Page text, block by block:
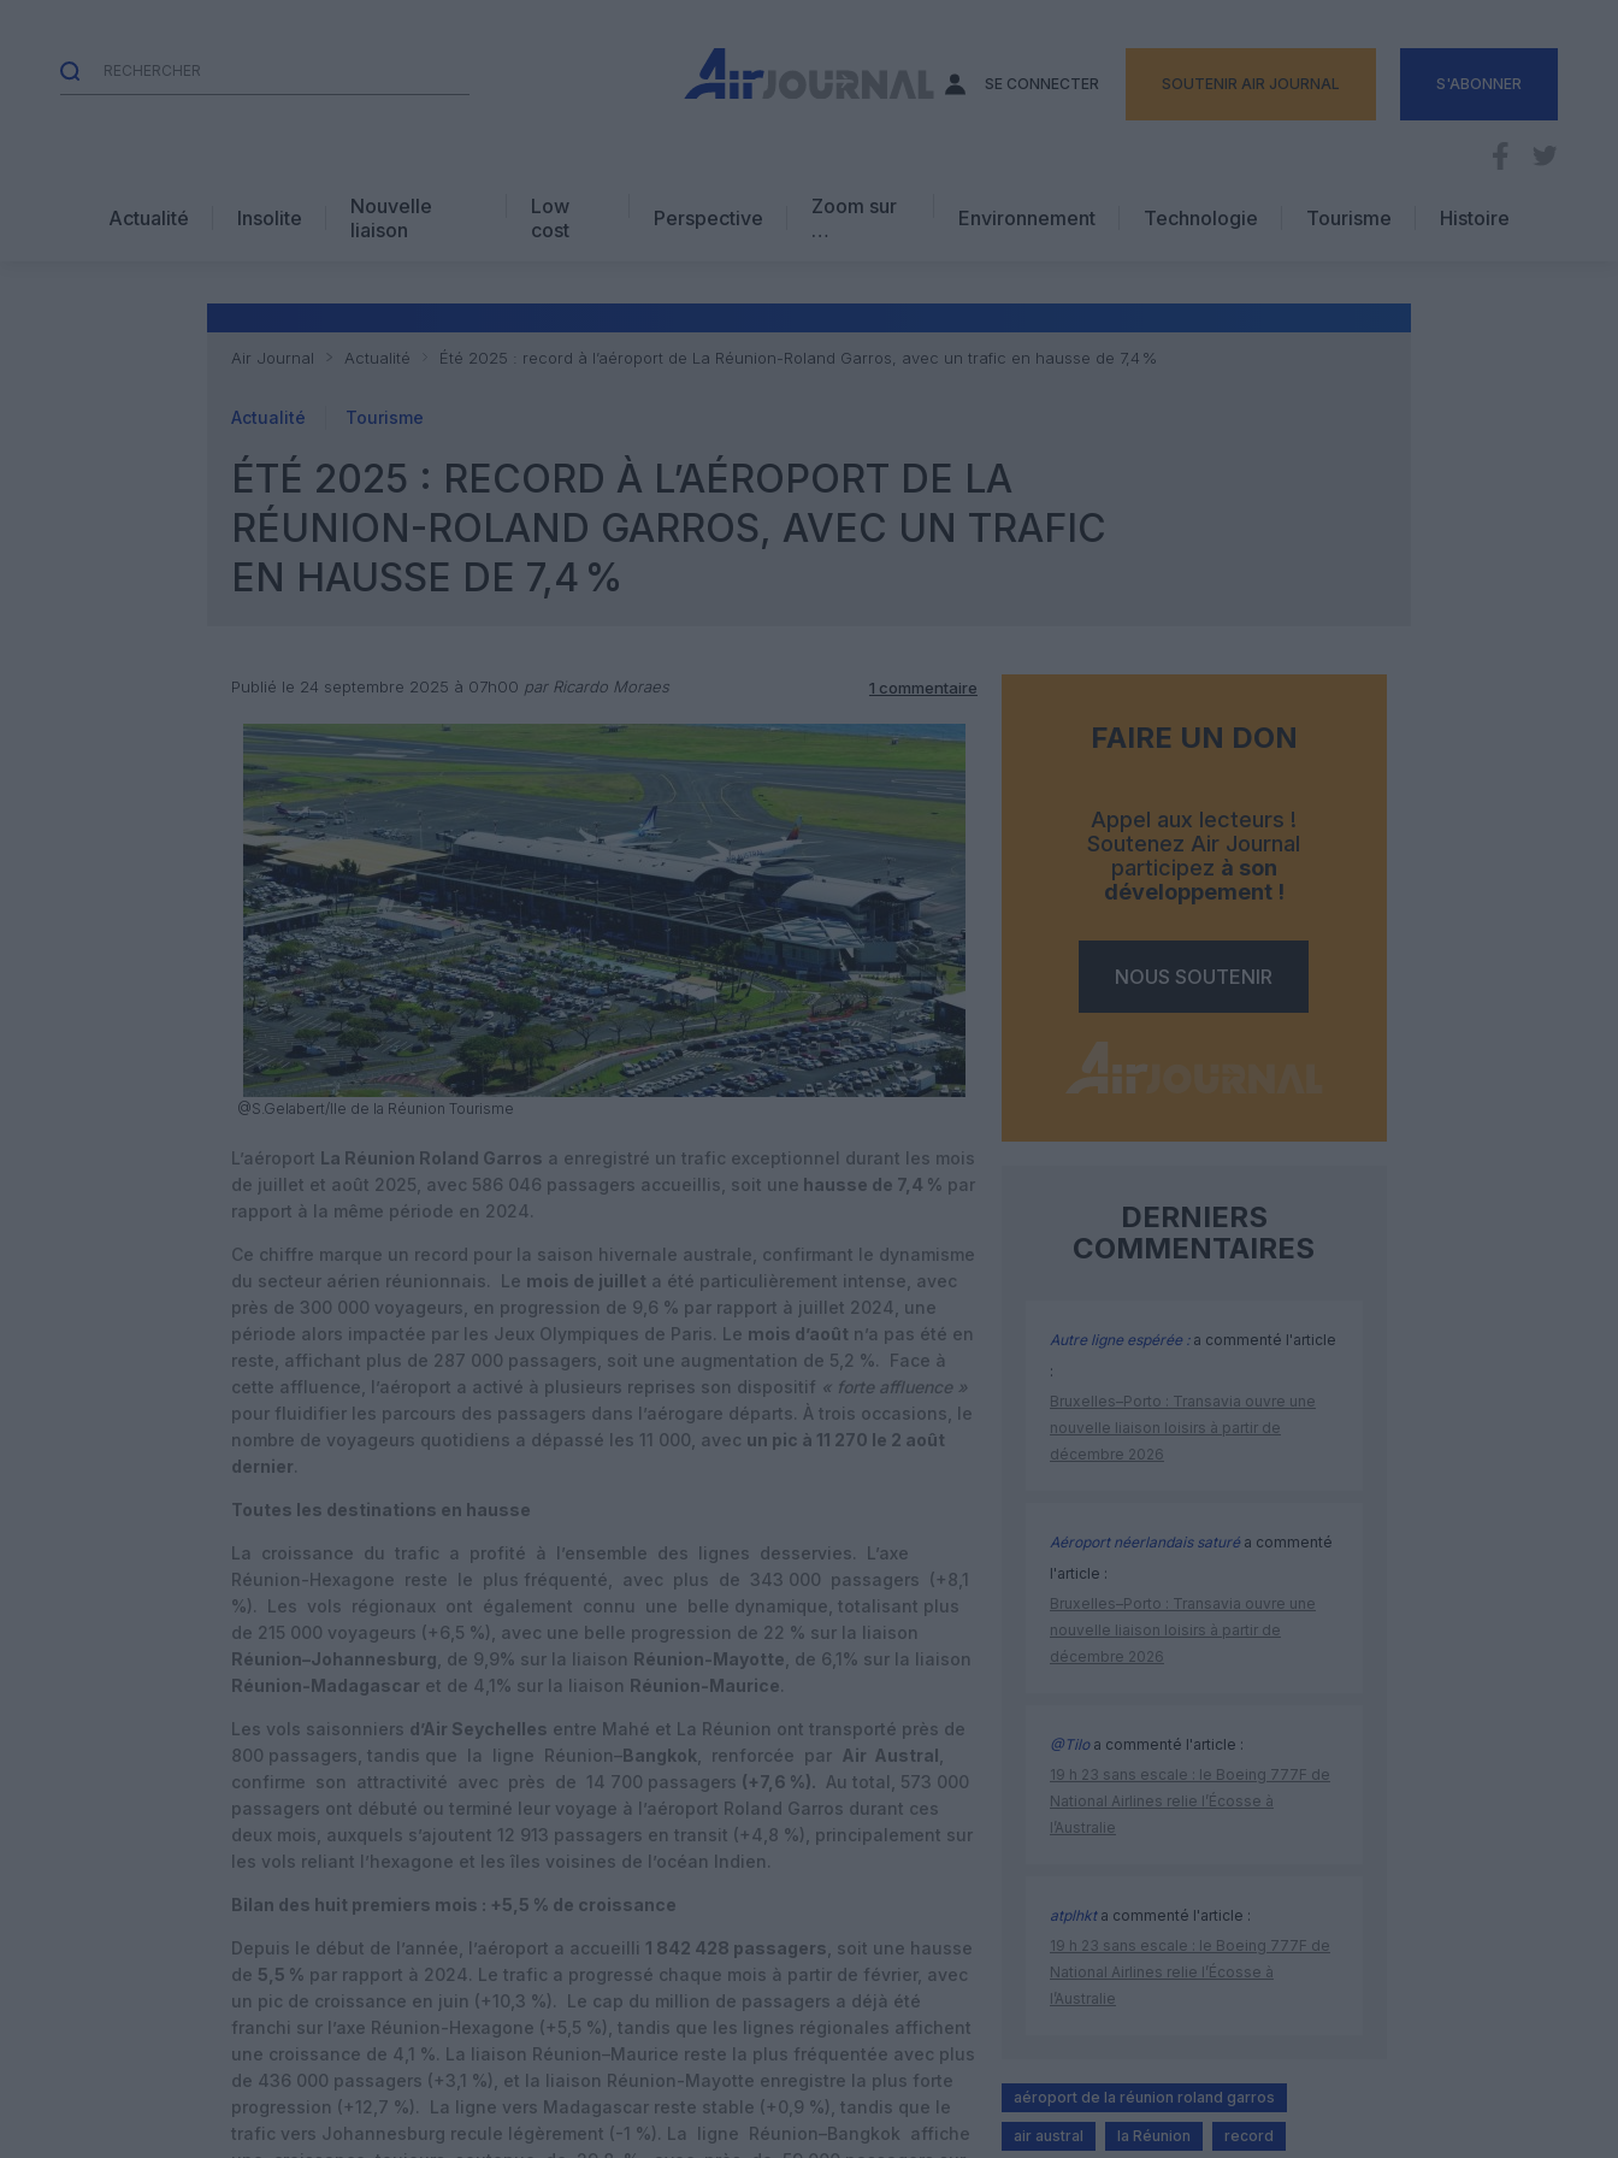
SE CONNECTER SOUTENIR AIR JOURNAL S'ABONNER
Actualité Insolite
Nouvelle
liaison
Low
cost
Perspective
Zoom sur
…
Avis d’expert
Environnement Technologie
Tourisme
Hôtellerie
Histoire
Air Journal Actualité Été 2025 : record à l’aéroport de La Réunion-Roland Garros, avec un trafic en hausse de 7,4 %
Actualité Tourisme
ÉTÉ 2025 : RECORD À L’AÉROPORT DE LA
RÉUNION-ROLAND GARROS, AVEC UN TRAFIC
EN HAUSSE DE 7,4 %
Publié le 24 septembre 2025 à 07h00 par Ricardo Moraes 1 commentaire
@S.Gelabert/Ile de la Réunion Tourisme
L’aéroport La Réunion Roland Garros a enregistré un trafic exceptionnel durant les mois
de juillet et août 2025, avec 586 046 passagers accueillis, soit une hausse de 7,4 % par
rapport à la même période en 2024.
Ce chiffre marque un record pour la saison hivernale australe, confirmant le dynamisme
du secteur aérien réunionnais. Le mois de juillet a été particulièrement intense, avec
près de 300 000 voyageurs, en progression de 9,6 % par rapport à juillet 2024, une
période alors impactée par les Jeux Olympiques de Paris. Le mois d’août n’a pas été en
reste, affichant plus de 287 000 passagers, soit une augmentation de 5,2 %. Face à
cette affluence, l’aéroport a activé à plusieurs reprises son dispositif « forte affluence »
pour fluidifier les parcours des passagers dans l’aérogare départs. À trois occasions, le
nombre de voyageurs quotidiens a dépassé les 11 000, avec un pic à 11 270 le 2 août
dernier.
Toutes les destinations en hausse
La croissance du trafic a profité à l’ensemble des lignes desservies. L’axe
Réunion-Hexagone reste le plus fréquenté, avec plus de 343 000 passagers (+8,1
%). Les vols régionaux ont également connu une belle dynamique, totalisant plus
de 215 000 voyageurs (+6,5 %), avec une belle progression de 22 % sur la liaison
Réunion–Johannesburg , de 9,9% sur la liaison Réunion-Mayotte , de 6,1% sur la liaison
Réunion-Madagascar et de 4,1% sur la liaison Réunion-Maurice.
Les vols saisonniers d’Air Seychelles entre Mahé et La Réunion ont transporté près de
800 passagers, tandis que la ligne Réunion–Bangkok , renforcée par Air Austral
confirme son attractivité avec près de 14 700 passagers (+7,6 %). Au total, 573 000
passagers ont débuté ou terminé leur voyage à l’aéroport Roland Garros durant ces
deux mois, auxquels s’ajoutent 12 913 passagers en transit (+4,8 %), principalement sur
les vols reliant l’hexagone et les îles voisines de l’océan Indien.
Bilan des huit premiers mois : +5,5 % de croissance
Depuis le début de l’année, l’aéroport a accueilli 1 842 428 passagers , soit une hausse
de 5,5 % par rapport à 2024. Le trafic a progressé chaque mois à partir de février, avec
un pic de croissance en juin (+10,3 %). Le cap du million de passagers a déjà été
franchi sur l’axe Réunion-Hexagone (+5,5 %), tandis que les lignes régionales affichent
une croissance de 4,1 %. La liaison Réunion–Maurice reste la plus fréquentée avec plus
de 436 000 passagers (+3,1 %), et la liaison Réunion-Mayotte enregistre la plus forte
progression (+12,7 %). La ligne vers Madagascar reste stable (+0,9 %), tandis que le
trafic vers Johannesburg recule légèrement (-1 %). La ligne Réunion–Bangkok affiche
FAIRE UN DON
Appel aux lecteurs !
Soutenez Air Journal
participez à son
développement !
NOUS SOUTENIR
DERNIERS
COMMENTAIRES
Autre ligne espérée :a commenté l'article
:
Bruxelles–Porto : Transavia ouvre une
nouvelle liaison loisirs à partir de
décembre 2026
Aéroport néerlandais saturéa commenté
l'article :
Bruxelles–Porto : Transavia ouvre une
nouvelle liaison loisirs à partir de
décembre 2026
@Tiloa commenté l'article :
19 h 23 sans escale : le Boeing 777F de
National Airlines relie l’Écosse à
l’Australie
atplhkta commenté l'article :
19 h 23 sans escale : le Boeing 777F de
National Airlines relie l’Écosse à
l’Australie
aéroport de la réunion roland garros
air austral la Réunion record